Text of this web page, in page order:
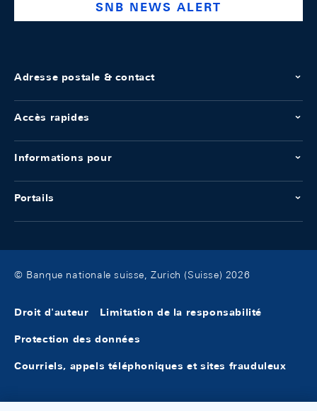
SNB NEWS ALERT
Adresse postale & contact
Accès rapides
Informations pour
Portails
© Banque nationale suisse, Zurich (Suisse) 2026
Droit d'auteur Limitation de la responsabilité
Protection des données
Courriels, appels téléphoniques et sites frauduleux